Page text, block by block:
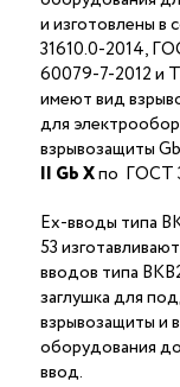
и изготовлены в
31610.0-2014,
60079-7-2012 и
имеют вид
для
взрывозащиты
II Gb Xпо ГОСТ
Ex-вводы типа
53
вводов типа
заглушка для
взрывозащиты и
оборудования
ввод.